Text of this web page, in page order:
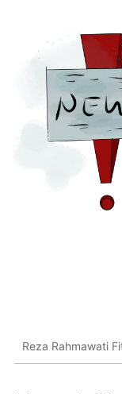
Reza Rahmawati